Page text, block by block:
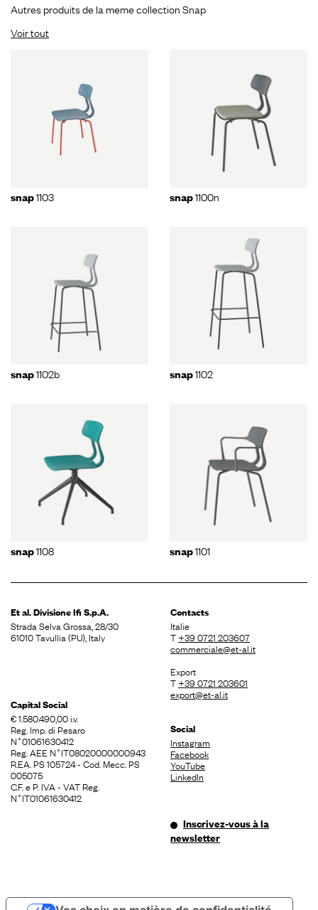
Autres produits de la meme collection Snap
Voir tout
snap1103 snap1100n
snap1102b snap1102
snap1108 snap1101
Et al. DivisioneIfi S.p.A.
Strada Selva Grossa, 28/30
61010 Tavullia (PU), Italy
Capital Social
€ 1.580.490,00 i.v.
Reg. Imp. di Pesaro
N˚01061630412
Reg. AEE N˚IT08020000000943
R.EA. PS 105724 - Cod. Mecc. PS
005075
C.F. e P. IVA - VAT Reg.
N˚IT01061630412
Contacts
Italie
T+39 0721 203607
commerciale@et-al.it
Export
T+39 0721 203601
export@et-al.it
Social
Instagram
Facebook
YouTube
LinkedIn
Inscrivez-vous à la
newsletter